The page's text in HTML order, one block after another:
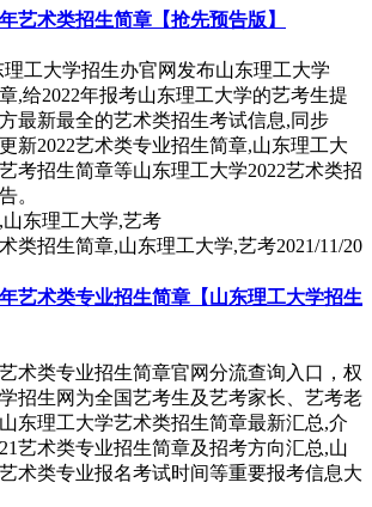
艺术类招生简章【抢先预告版】
工大学招生办官网发布山东理工大学
,给2022年报考山东理工大学的艺考生提
最新最全的艺术类招生考试信息,同步
新2022艺术类专业招生简章,山东理工大
考招生简章等山东理工大学2022艺术类招
。
类招生简章,山东理工大学,艺考2021/11/20
艺术类专业招生简章【山东理工大学招生
术类专业招生简章官网分流查询入口，权
招生网为全国艺考生及艺考家长、艺考老
东理工大学艺术类招生简章最新汇总,介
艺术类专业招生简章及招考方向汇总,山
术类专业报名考试时间等重要报考信息大